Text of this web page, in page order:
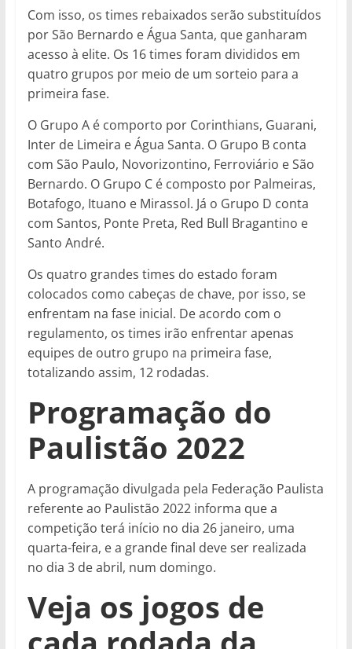
Com isso, os times rebaixados serão substituídos
por São Bernardo e Água Santa, que ganharam
acesso à elite. Os 16 times foram divididos em
quatro grupos por meio de um sorteio para a
primeira fase.
O Grupo A é comporto por Corinthians, Guarani,
Inter de Limeira e Água Santa. O Grupo B conta
com São Paulo, Novorizontino, Ferroviário e São
Bernardo. O Grupo C é composto por Palmeiras,
Botafogo, Ituano e Mirassol. Já o Grupo D conta
com Santos, Ponte Preta, Red Bull Bragantino e
Santo André.
Os quatro grandes times do estado foram
colocados como cabeças de chave, por isso, se
enfrentam na fase inicial. De acordo com o
regulamento, os times irão enfrentar apenas
equipes de outro grupo na primeira fase,
totalizando assim, 12 rodadas.
Programação do
Paulistão 2022
A programação divulgada pela Federação Paulista
referente ao Paulistão 2022 informa que a
competição terá início no dia 26 janeiro, uma
quarta-feira, e a grande final deve ser realizada
no dia 3 de abril, num domingo.
Veja os jogos de